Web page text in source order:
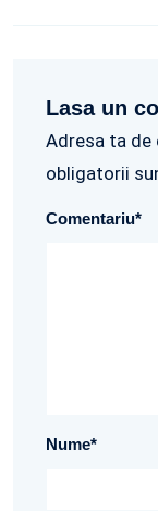
Lasa un
Adresa ta de
obligatorii
Comentariu*
Nume*